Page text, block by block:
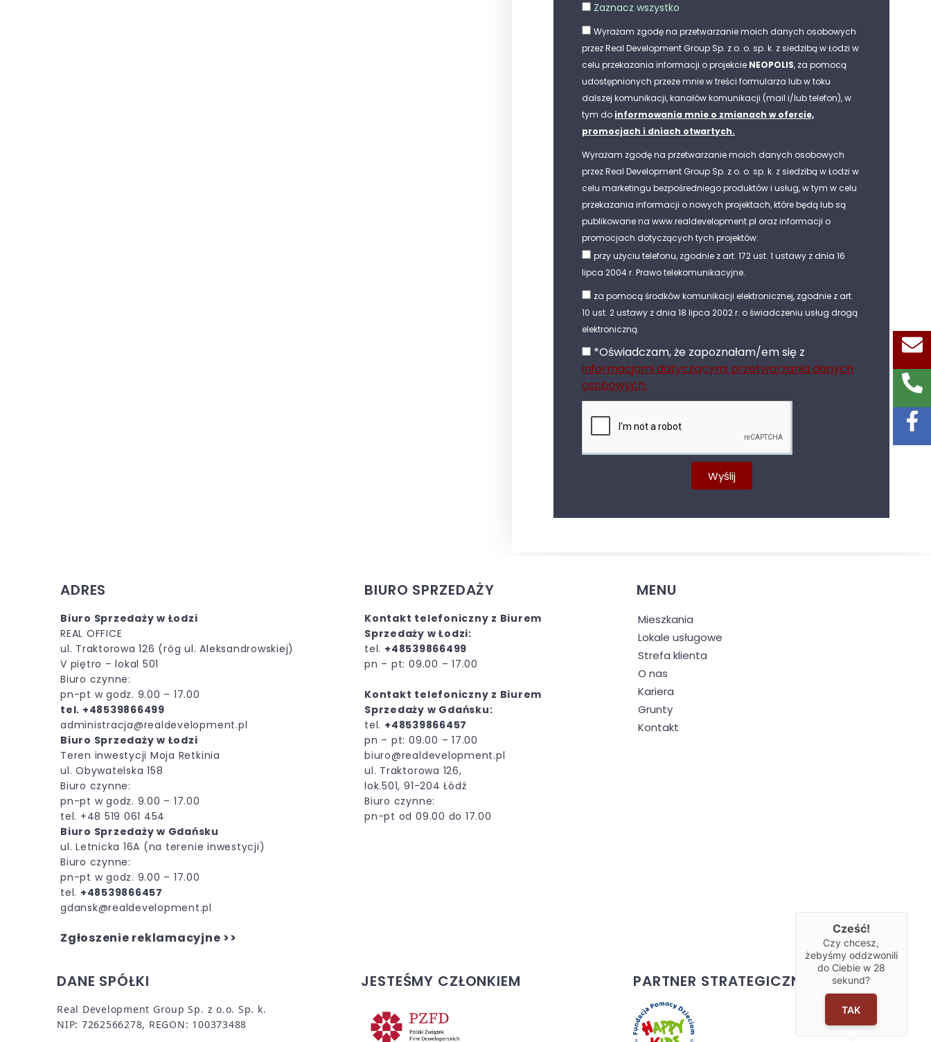
Zaznacz wszystko
Wyrażam zgodę na przetwarzanie moich danych osobowych
przez Real Development Group Sp. z o. o. sp. k. z siedzibą w Łodzi w
celu przekazania informacji o projekcie NEOPOLIS, za pomocą
udostępnionych przeze mnie w treści formularza lub w toku
dalszej komunikacji, kanałów komunikacji (mail i/lub telefon), w
tym do informowania mnie o zmianach w ofercie,
promocjach i dniach otwartych.
Wyrażam zgodę na przetwarzanie moich danych osobowych
przez Real Development Group Sp. z o. o. sp. k. z siedzibą w Łodzi w
celu marketingu bezpośredniego produktów i usług, w tym w celu
przekazania informacji o nowych projektach, które będą lub są
publikowane na www.realdevelopment.pl oraz informacji o
promocjach dotyczących tych projektów:
przy użyciu telefonu, zgodnie z art. 172 ust. 1 ustawy z dnia 16
lipca 2004 r. Prawo telekomunikacyjne.
za pomocą środków komunikacji elektronicznej, zgodnie z art.
10 ust. 2 ustawy z dnia 18 lipca 2002 r. o świadczeniu usług drogą
elektroniczną.
*Oświadczam, że zapoznałam/em się z
informacjami dotyczącymi przetwarzania danych
osobowych.
Wyślij
ADRES
Biuro Sprzedaży w Łodzi
REAL OFFICE
ul. Traktorowa 126 (róg ul. Aleksandrowskiej)
V piętro – lokal 501
Biuro czynne:
pn-pt w godz. 9.00 – 17.00
tel. +48539866499
administracja@realdevelopment.pl
Biuro Sprzedaży w Łodzi
Teren inwestycji Moja Retkinia
ul. Obywatelska 158
Biuro czynne:
pn-pt w godz. 9.00 – 17.00
tel. +48 519 061 454
Biuro Sprzedaży w Gdańsku
ul. Letnicka 16A (na terenie inwestycji)
Biuro czynne:
pn-pt w godz. 9.00 – 17.00
tel. +48539866457
gdansk@realdevelopment.pl
Zgłoszenie reklamacyjne >>
BIURO SPRZEDAŻY
Kontakt telefoniczny z Biurem
Sprzedaży w Łodzi:
tel. +48539866499
pn – pt: 09.00 – 17.00
Kontakt telefoniczny z Biurem
Sprzedaży w Gdańsku:
tel. +48539866457
pn – pt: 09.00 – 17.00
biuro@realdevelopment.pl
ul. Traktorowa 126,
lok.501, 91-204 Łódź
Biuro czynne:
pn-pt od 09.00 do 17.00
MENU
Mieszkania
Lokale usługowe
Strefa klienta
O nas
Kariera
Grunty
Kontakt
DANE SPÓŁKI
Real Development Group Sp. z o.o. Sp. k.
NIP: 7262566278, REGON: 100373488
JESTEŚMY CZŁONKIEM PARTNER STRATEGICZNY
Cześć!
Czy chcesz,
żebyśmy oddzwonili
do Ciebie w 28
sekund?
TAK